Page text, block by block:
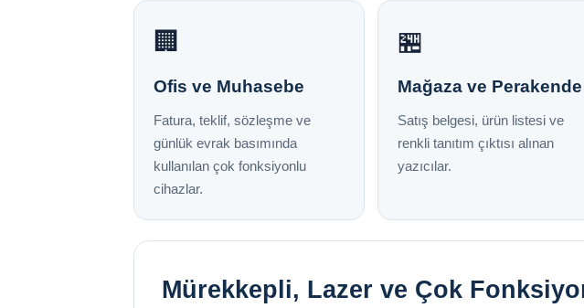
🏢
Ofis ve Muhasebe
Fatura, teklif, sözleşme ve
günlük evrak basımında
kullanılan çok fonksiyonlu
cihazlar.
🏪
Mağaza ve Perakende
Satış belgesi, ürün listesi ve
renkli tanıtım çıktısı alınan
yazıcılar.
Mürekkepli, Lazer ve Çok